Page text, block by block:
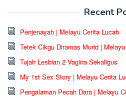
Recent
Penjenayah | Melayu Cerita Lucah
Tetek Cikgu Diramas Murid |
Tujah Lesbian 2 Vagina Sekaligus
My 1st Sex Story | Melayu Cerita
Pengalaman Pecah Dara | Melayu